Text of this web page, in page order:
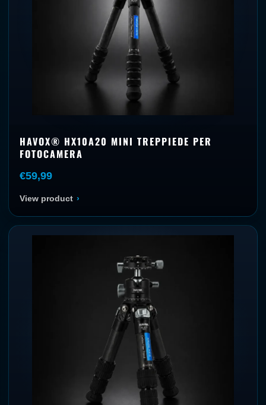
HAVOX® HX10A20 MINI TREPPIEDE PER
FOTOCAMERA
€59,99
View product ›